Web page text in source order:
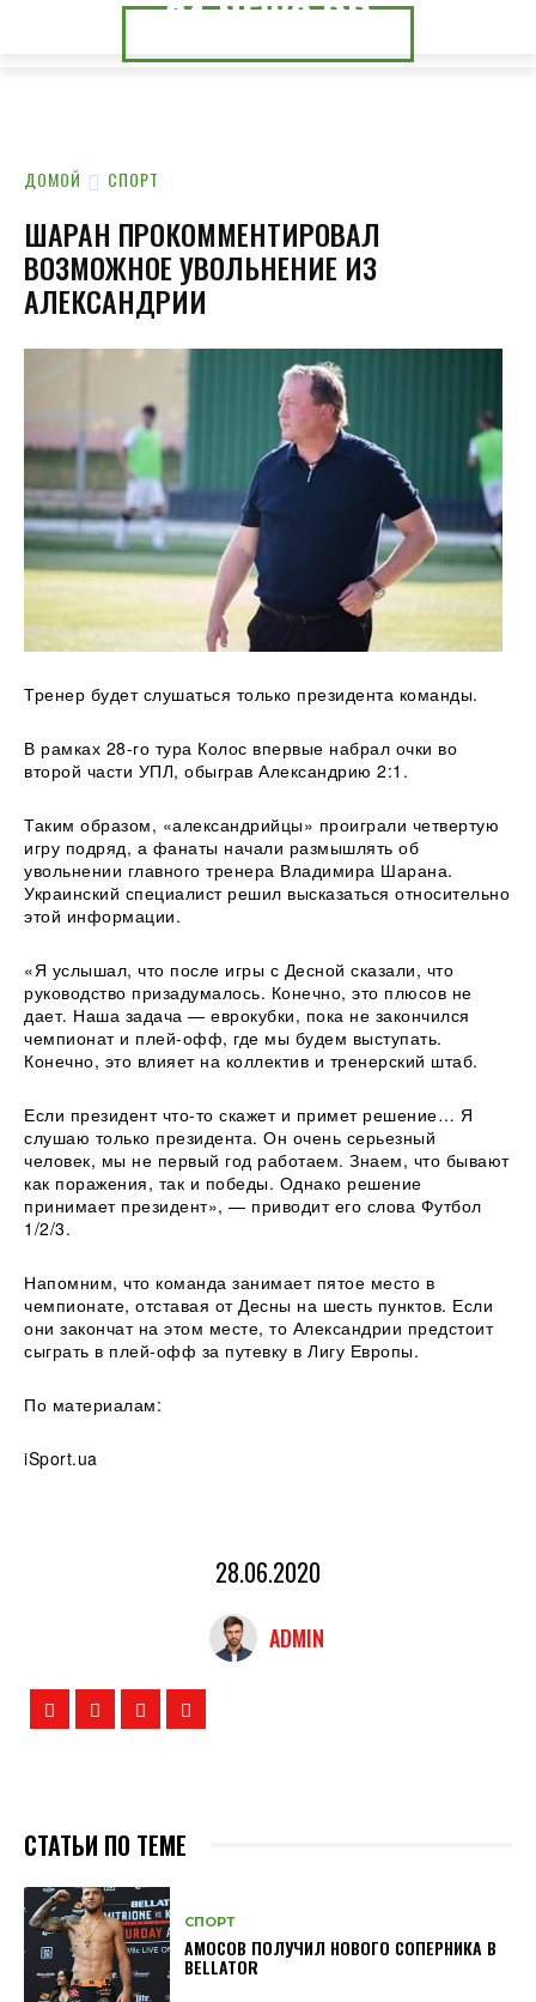
24.NEWS.CK
24.NEWS.DP
ДОМОЙ СПОРТ
ШАРАН ПРОКОММЕНТИРОВАЛ
ВОЗМОЖНОЕ УВОЛЬНЕНИЕ ИЗ
АЛЕКСАНДРИИ
Тренер будет слушаться только президента команды.
В рамках 28-го тура Колос впервые набрал очки во
второй части УПЛ, обыграв Александрию 2:1.
Таким образом, «александрийцы» проиграли четвертую
игру подряд, а фанаты начали размышлять об
увольнении главного тренера Владимира Шарана.
Украинский специалист решил высказаться относительно
этой информации.
«Я услышал, что после игры с Десной сказали, что
руководство призадумалось. Конечно, это плюсов не
дает. Наша задача — еврокубки, пока не закончился
чемпионат и плей-офф, где мы будем выступать.
Конечно, это влияет на коллектив и тренерский штаб.
Если президент что-то скажет и примет решение… Я
слушаю только президента. Он очень серьезный
человек, мы не первый год работаем. Знаем, что бывают
как поражения, так и победы. Однако решение
принимает президент», — приводит его слова Футбол
1/2/3.
Напомним, что команда занимает пятое место в
чемпионате, отставая от Десны на шесть пунктов. Если
они закончат на этом месте, то Александрии предстоит
сыграть в плей-офф за путевку в Лигу Европы.
По материалам:
iSport.ua
28.06.2020
ADMIN
СТАТЬИ ПО ТЕМЕ
СПОРТ
АМОСОВ ПОЛУЧИЛ НОВОГО СОПЕРНИКА В
BELLATOR